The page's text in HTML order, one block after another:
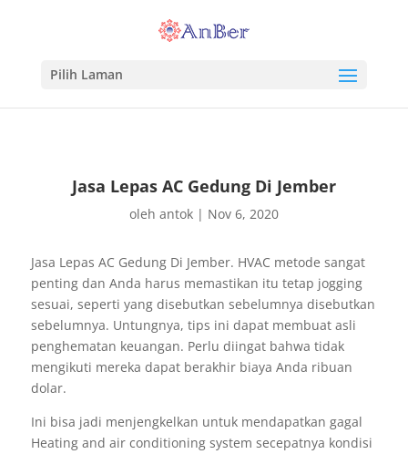
Pilih Laman
Jasa Lepas AC Gedung Di Jember
oleh antok| Nov 6, 2020
Jasa Lepas AC Gedung Di Jember. HVAC metode sangat
penting dan Anda harus memastikan itu tetap jogging
sesuai, seperti yang disebutkan sebelumnya disebutkan
sebelumnya. Untungnya, tips ini dapat membuat asli
penghematan keuangan. Perlu diingat bahwa tidak
mengikuti mereka dapat berakhir biaya Anda ribuan
dolar.
Ini bisa jadi menjengkelkan untuk mendapatkan gagal
Heating and air conditioning system secepatnya kondisi